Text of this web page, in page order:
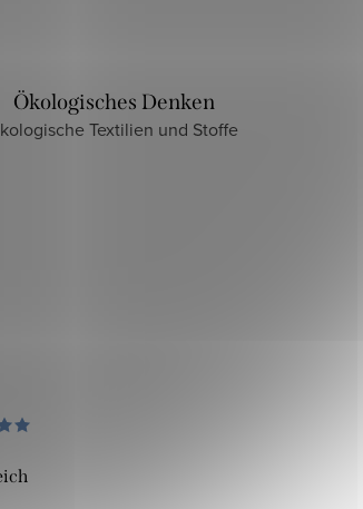
Ökologisches Denken
Textilien und Stoffe